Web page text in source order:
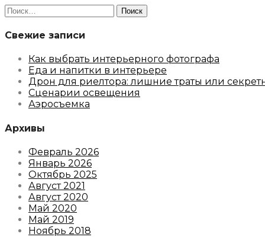
Найти:
Свежие записи
Как выбрать интерьерного фотографа
Еда и напитки в интерьере
Дрон для риелтора: лишние траты или
Сценарии освещения
Аэросъемка
Архивы
Февраль 2026
Январь 2026
Октябрь 2025
Август 2021
Август 2020
Май 2020
Май 2019
Ноябрь 2018